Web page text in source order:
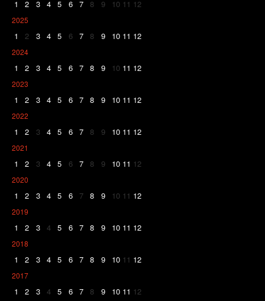
1 2 3 4 5 6 7 8 9 10 11 12
2025
1 2 3 4 5 6 7 8 9 10 11 12
2024
1 2 3 4 5 6 7 8 9 10 11 12
2023
1 2 3 4 5 6 7 8 9 10 11 12
2022
1 2 3 4 5 6 7 8 9 10 11 12
2021
1 2 3 4 5 6 7 8 9 10 11 12
2020
1 2 3 4 5 6 7 8 9 10 11 12
2019
1 2 3 4 5 6 7 8 9 10 11 12
2018
1 2 3 4 5 6 7 8 9 10 11 12
2017
1 2 3 4 5 6 7 8 9 10 11 12